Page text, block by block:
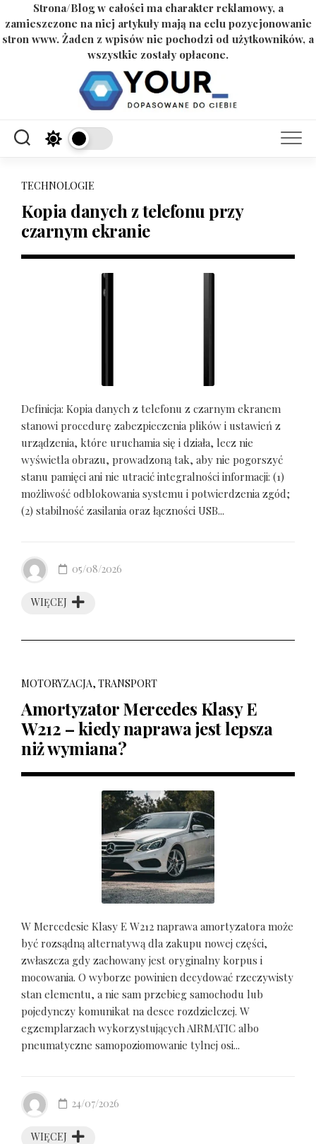
Strona/Blog w całości ma charakter reklamowy, a
zamieszczone na niej artykuły mają na celu pozycjonowanie
stron www. Żaden z wpisów nie pochodzi od użytkowników, a
wszystkie zostały opłacone.
TECHNOLOGIE
Kopia danych z telefonu przy
czarnym ekranie
Definicja: Kopia danych z telefonu z czarnym ekranem
stanowi procedurę zabezpieczenia plików i ustawień z
urządzenia, które uruchamia się i działa, lecz nie
wyświetla obrazu, prowadzoną tak, aby nie pogorszyć
stanu pamięci ani nie utracić integralności informacji: (1)
możliwość odblokowania systemu i potwierdzenia zgód;
(2) stabilność zasilania oraz łączności USB...
WIĘCEJ
05/08/2026
MOTORYZACJA, TRANSPORT
Amortyzator Mercedes Klasy E
W212 – kiedy naprawa jest lepsza
niż wymiana?
W Mercedesie Klasy E W212 naprawa amortyzatora może
być rozsądną alternatywą dla zakupu nowej części,
zwłaszcza gdy zachowany jest oryginalny korpus i
mocowania. O wyborze powinien decydować rzeczywisty
stan elementu, a nie sam przebieg samochodu lub
pojedynczy komunikat na desce rozdzielczej. W
egzemplarzach wykorzystujących AIRMATIC albo
pneumatyczne samopoziomowanie tylnej osi...
WIĘCEJ
24/07/2026